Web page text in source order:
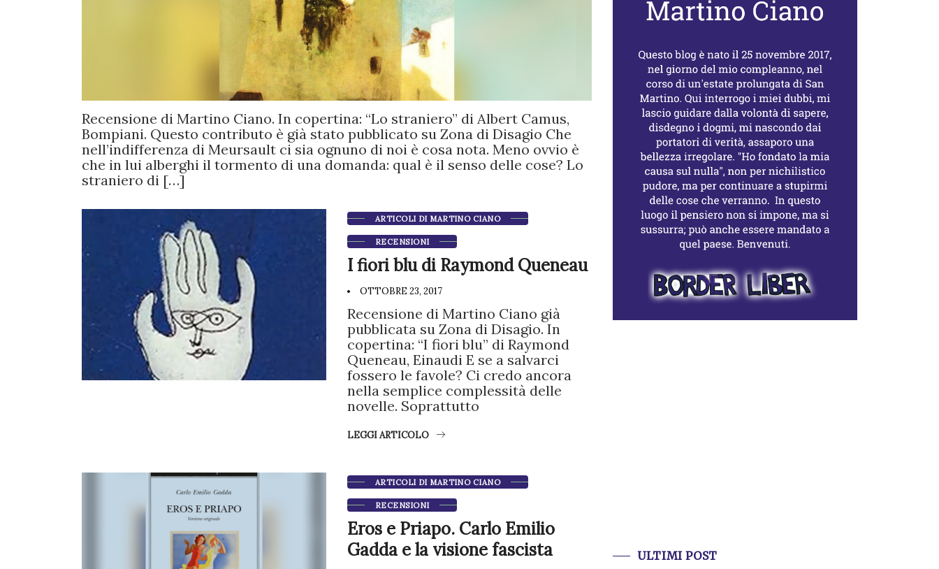
Recensione di Martino Ciano. In copertina: “Lo straniero” di Albert Camus,
Bompiani. Questo contributo è già stato pubblicato su Zona di Disagio Che
nell’indifferenza di Meursault ci sia ognuno di noi è cosa nota. Meno ovvio è
che in lui alberghi il tormento di una domanda: qual è il senso delle cose? Lo
straniero di […]
ARTICOLI DI MARTINO CIANO
RECENSIONI
I fiori blu di Raymond Queneau
OTTOBRE 23, 2017
Recensione di Martino Ciano già
pubblicata su Zona di Disagio. In
copertina: “I fiori blu” di Raymond
Queneau, Einaudi E se a salvarci
fossero le favole? Ci credo ancora
nella semplice complessità delle
novelle. Soprattutto
LEGGI ARTICOLO
ARTICOLI DI MARTINO CIANO
RECENSIONI
Eros e Priapo. Carlo Emilio
Gadda e la visione fascista
ULTIMI POST